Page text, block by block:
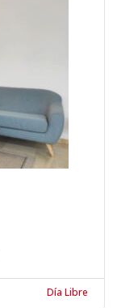
Día Libre